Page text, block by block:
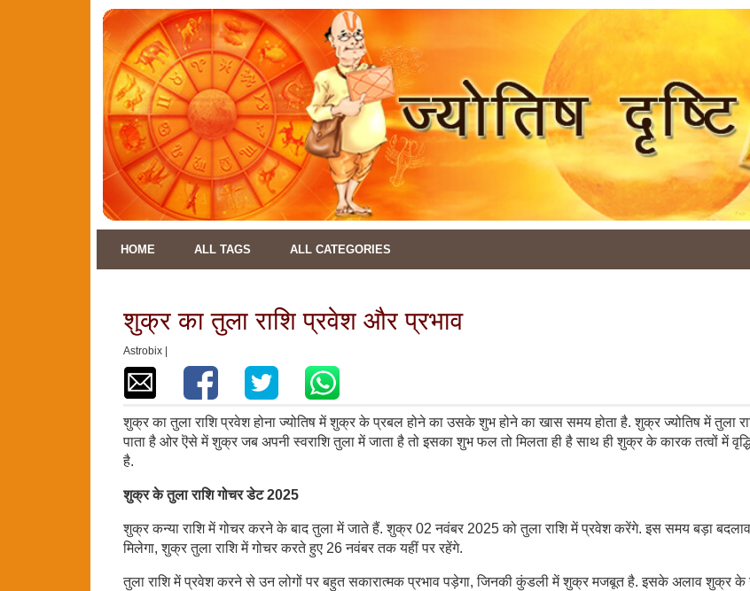
HOME ALL TAGS ALL CATEGORIES
शुक्र का तुला राशि प्रवेश और प्रभाव
Astrobix |
शुक्र का तुला राशि प्रवेश होना ज्योतिष में शुक्र के प्रबल होने का उसके शुभ होने का खास समय होता है. शुक्र ज्योतिष में तुला
पाता है ओर ऎसे में शुक्र जब अपनी स्वराशि तुला में जाता है तो इसका शुभ फल तो मिलता ही है साथ ही शुक्र के कारक तत्वों में
है.
शुक्र के तुला राशि गोचर डेट 2025
शुक्र कन्या राशि में गोचर करने के बाद तुला में जाते हैं. शुक्र 02 नवंबर 2025 को तुला राशि में प्रवेश करेंगे. इस समय बड़ा
मिलेगा, शुक्र तुला राशि में गोचर करते हुए 26 नवंबर तक यहीं पर रहेंगे.
तुला राशि में प्रवेश करने से उन लोगों पर बहुत सकारात्मक प्रभाव पड़ेगा, जिनकी कुंडली में शुक्र मजबूत है. इसके अलाव शुक्र के